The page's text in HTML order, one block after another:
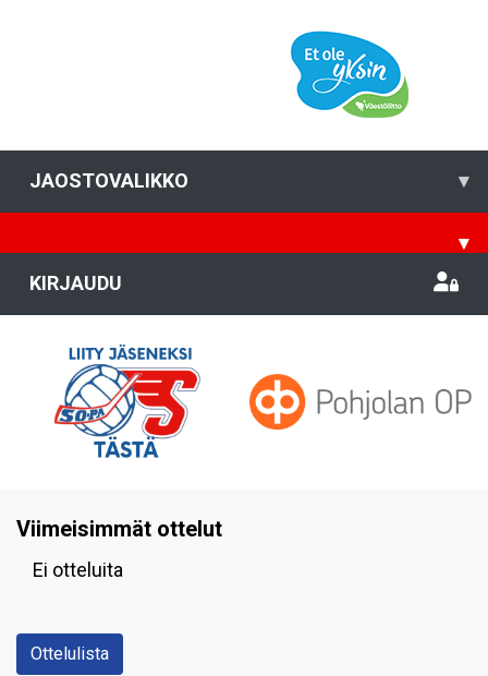
JAOSTOVALIKKO ▾
▾
KIRJAUDU
Viimeisimmät ottelut
Ei otteluita
Ottelulista